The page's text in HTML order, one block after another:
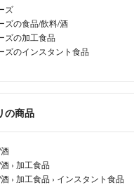
ズ
ズの食品/飲料/酒
ズの加工食品
ズのインスタント食品
の商品
› 加工食品
› 加工食品 › インスタント食品